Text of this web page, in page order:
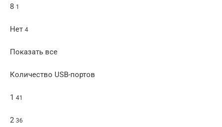
8 1
Нет 4
Показать все
Количество USB-портов
1 41
2 36